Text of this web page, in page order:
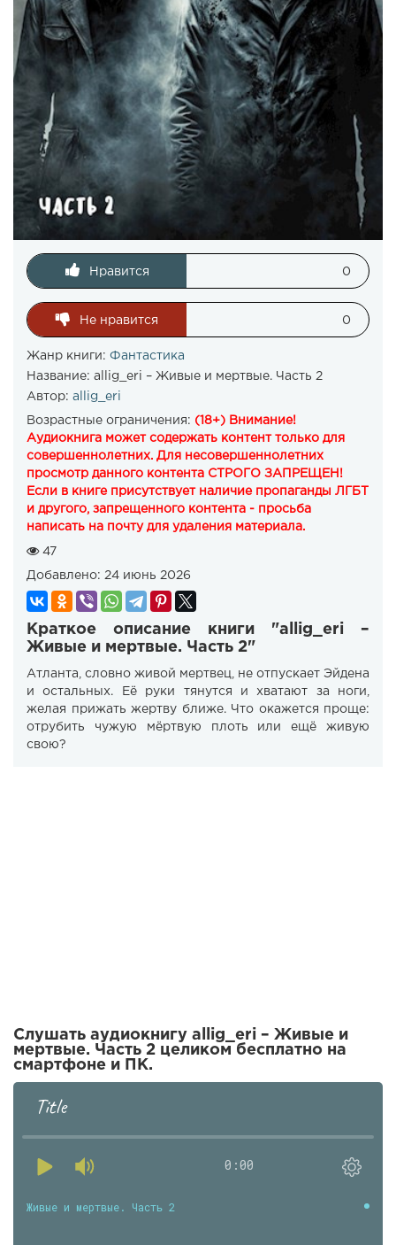
Нравится 0
Не нравится 0
Жанр книги: Фантастика
Название: allig_eri – Живые и мертвые. Часть 2
Автор: allig_eri
Возрастные ограничения: (18+) Внимание!
Аудиокнига может содержать контент только для
совершеннолетних. Для несовершеннолетних
просмотр данного контента СТРОГО ЗАПРЕЩЕН!
Если в книге присутствует наличие пропаганды ЛГБТ
и другого, запрещенного контента - просьба
написать на почту для удаления материала.
47
Добавлено: 24 июнь 2026
Краткое описание книги "allig_eri –
Живые и мертвые. Часть 2"
Атланта, словно живой мертвец, не отпускает Эйдена
и остальных. Её руки тянутся и хватают за ноги,
желая прижать жертву ближе. Что окажется проще:
отрубить чужую мёртвую плоть или ещё живую
свою?
Слушать аудиокнигу allig_eri – Живые и
мертвые. Часть 2 целиком бесплатно на
смартфоне и ПК.
Title
0:00
Живые и мертвые. Часть 2